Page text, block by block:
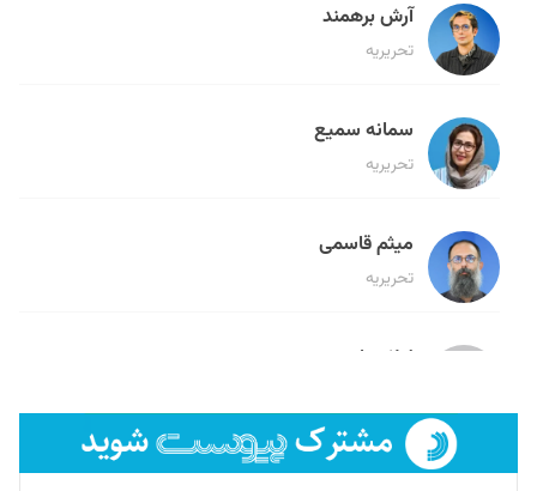
آرش برهمند
تحریریه
سمانه سمیع
تحریریه
میثم قاسمی
تحریریه
لیلا حنارود
فائزه فتحی رستمی